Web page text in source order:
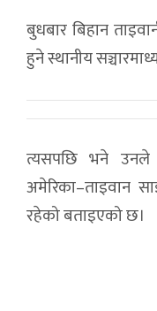
बुधबार बिहान
हुने स्थानीय
त्यसपछि भने उनले
अमेरिका–ताइवान
रहेको बताइएको छ।